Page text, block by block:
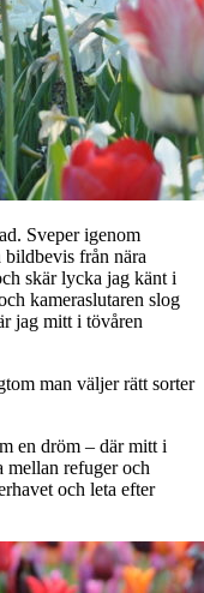
Sveper igenom
från nära
skär lycka jag känt i
kameraslutaren slog
jag mitt i tövåren
en dröm – där mitt i
mellan refuger och
och leta efter